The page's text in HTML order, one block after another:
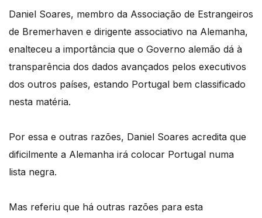
Daniel Soares, membro da Associação de Estrangeiros
de Bremerhaven e dirigente associativo na Alemanha,
enalteceu a importância que o Governo alemão dá à
transparência dos dados avançados pelos executivos
dos outros países, estando Portugal bem classificado
nesta matéria.
Por essa e outras razões, Daniel Soares acredita que
dificilmente a Alemanha irá colocar Portugal numa
lista negra.
Mas referiu que há outras razões para esta